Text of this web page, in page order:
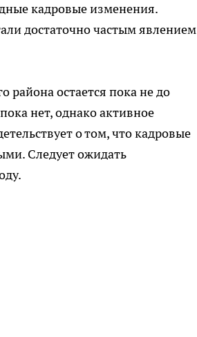
кадровые изменения.
достаточно частым явлением
района остается пока не до
нет, однако активное
о том, что кадровые
Следует ожидать